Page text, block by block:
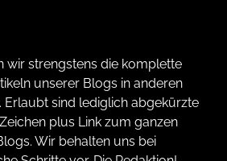
wir strengstens die komplette
unserer Blogs in anderen
Erlaubt sind lediglich abgekürzte
plus Link zum ganzen
Wir behalten uns bei